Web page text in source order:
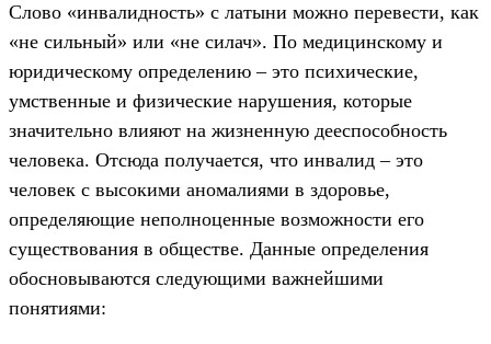
Слово «инвалидность» с латыни можно перевести, как
«не сильный» или «не силач». По медицинскому и
юридическому определению – это психические,
умственные и физические нарушения, которые
значительно влияют на жизненную дееспособность
человека. Отсюда получается, что инвалид – это
человек с высокими аномалиями в здоровье,
определяющие неполноценные возможности его
существования в обществе. Данные определения
обосновываются следующими важнейшими
понятиями: